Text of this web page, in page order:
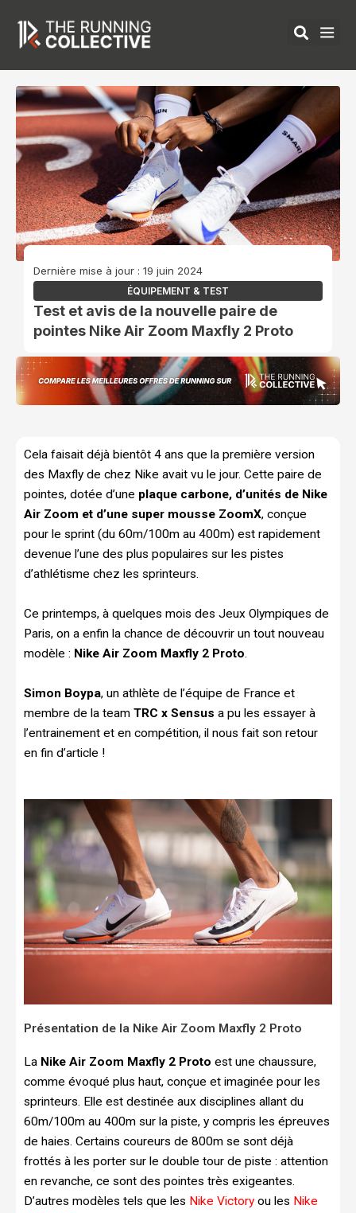
contenu
Dernière mise à jour : 19 juin 2024
ÉQUIPEMENT & TEST
Test et avis de la nouvelle paire de
pointes Nike Air Zoom Maxfly 2 Proto
Cela faisait déjà bientôt 4 ans que la première version
des Maxfly de chez Nike avait vu le jour. Cette paire de
pointes, dotée d’une plaque carbone, d’unités de Nike
Air Zoom et d’une super mousse ZoomX, conçue
pour le sprint (du 60m/100m au 400m) est rapidement
devenue l’une des plus populaires sur les pistes
d’athlétisme chez les sprinteurs.
Ce printemps, à quelques mois des Jeux Olympiques de
Paris, on a enfin la chance de découvrir un tout nouveau
modèle : Nike Air Zoom Maxfly 2 Proto.
Simon Boypa, un athlète de l’équipe de France et
membre de la team TRC x Sensus a pu les essayer à
l’entrainement et en compétition, il nous fait son retour
en fin d’article !
Présentation de la Nike Air Zoom Maxfly 2 Proto
La Nike Air Zoom Maxfly 2 Proto est une chaussure,
comme évoqué plus haut, conçue et imaginée pour les
sprinteurs. Elle est destinée aux disciplines allant du
60m/100m au 400m sur la piste, y compris les épreuves
de haies. Certains coureurs de 800m se sont déjà
frottés à les porter sur le double tour de piste : attention
en revanche, ce sont des pointes très exigeantes.
D’autres modèles tels que les Nike Victory ou les Nike